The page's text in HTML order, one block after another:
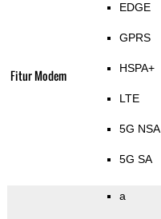
Fitur Modem
EDGE
GPRS
HSPA+
LTE
5G NSA
5G SA
a